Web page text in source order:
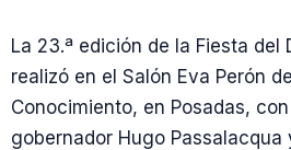
La 23.ª edición de la Fiesta del
realizó en el Salón Eva Perón
Conocimiento, en Posadas,
gobernador Hugo